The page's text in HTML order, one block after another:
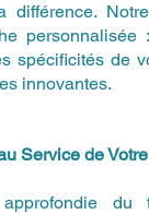
différence.
spécificités de
innovantes.
Service de